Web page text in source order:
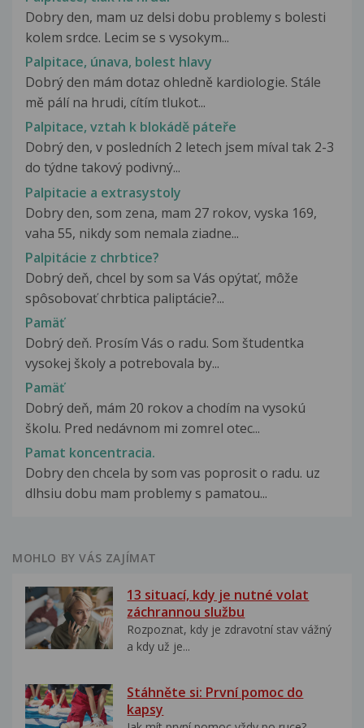
Dobry den, mam uz delsi dobu problemy s bolesti
kolem srdce. Lecim se s vysokym...
Palpitace, únava, bolest hlavy
Dobrý den mám dotaz ohledně kardiologie. Stále
mě pálí na hrudi, cítím tlukot...
Palpitace, vztah k blokádě páteře
Dobrý den, v posledních 2 letech jsem míval tak 2-3
do týdne takový podivný...
Palpitacie a extrasystoly
Dobry den, som zena, mam 27 rokov, vyska 169,
vaha 55, nikdy som nemala ziadne...
Palpitácie z chrbtice?
Dobrý deň, chcel by som sa Vás opýtať, môže
spôsobovať chrbtica paliptácie?...
Pamäť
Dobrý deň. Prosím Vás o radu. Som študentka
vysokej školy a potrebovala by...
Pamäť
Dobrý deň, mám 20 rokov a chodím na vysokú
školu. Pred nedávnom mi zomrel otec...
Pamat koncentracia.
Dobry den chcela by som vas poprosit o radu. uz
dlhsiu dobu mam problemy s pamatou...
MOHLO BY VÁS ZAJÍMAT
13 situací, kdy je nutné volat
záchrannou službu
Rozpoznat, kdy je zdravotní stav vážný
a kdy už je...
Stáhněte si: První pomoc do
kapsy